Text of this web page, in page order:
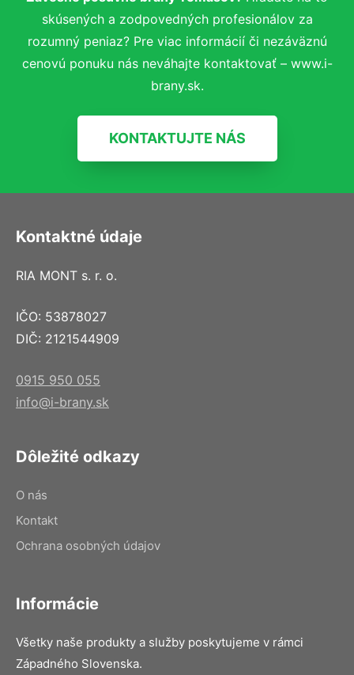
skúsených a zodpovedných profesionálov za
rozumný peniaz? Pre viac informácií či nezáväznú
cenovú ponuku nás neváhajte kontaktovať – www.i-
brany.sk.
KONTAKTUJTE NÁS
Kontaktné údaje
RIA MONT s. r. o.
IČO: 53878027
DIČ: 2121544909
0915 950 055
info@i-brany.sk
Dôležité odkazy
O nás
Kontakt
Ochrana osobných údajov
Informácie
Všetky naše produkty a služby poskytujeme v rámci
Západného Slovenska.